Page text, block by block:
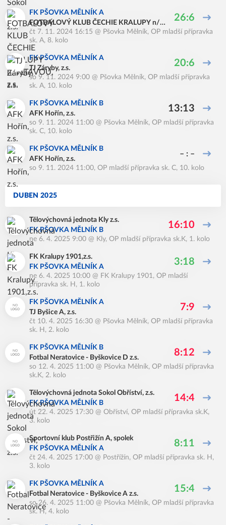
FK PŠOVKA MĚLNÍK A
FOTBALOVÝ KLUB ČECHIE KRALUPY n/V
LTAVOU, z.s.
26:6
čt 7. 11. 2024 16:15 @ Pšovka Mělník, OP mladší přípravka
sk. A, 8. kolo
FK PŠOVKA MĚLNÍK A
TJ Záryby, z.s.
20:6
so 9. 11. 2024 9:00 @ Pšovka Mělník, OP mladší přípravka
sk. A, 10. kolo
FK PŠOVKA MĚLNÍK B
AFK Hořín, z.s.
13:13
so 9. 11. 2024 11:00 @ Pšovka Mělník, OP mladší přípravka
sk. C, 10. kolo
FK PŠOVKA MĚLNÍK B
AFK Hořín, z.s.
– : –
so 9. 11. 2024 11:00, OP mladší přípravka sk. C, 10. kolo
DUBEN 2025
Tělovýchovná jednota Kly z.s.
FK PŠOVKA MĚLNÍK B
16:10
ne 6. 4. 2025 9:00 @ Kly, OP mladší přípravka sk.K, 1. kolo
FK Kralupy 1901,z.s.
FK PŠOVKA MĚLNÍK A
3:18
ne 6. 4. 2025 10:00 @ FK Kralupy 1901, OP mladší
přípravka sk. H, 1. kolo
FK PŠOVKA MĚLNÍK A
TJ Byšice A, z.s.
7:9
čt 10. 4. 2025 16:30 @ Pšovka Mělník, OP mladší přípravka
sk. H, 2. kolo
FK PŠOVKA MĚLNÍK B
Fotbal Neratovice - Byškovice D z.s.
8:12
so 12. 4. 2025 11:00 @ Pšovka Mělník, OP mladší přípravka
sk.K, 2. kolo
Tělovýchovná jednota Sokol Obříství, z.s.
FK PŠOVKA MĚLNÍK B
14:4
út 22. 4. 2025 17:30 @ Obříství, OP mladší přípravka sk.K,
3. kolo
Sportovní klub Postřižín A, spolek
FK PŠOVKA MĚLNÍK A
8:11
čt 24. 4. 2025 17:00 @ Postřížín, OP mladší přípravka sk. H,
3. kolo
FK PŠOVKA MĚLNÍK A
Fotbal Neratovice - Byškovice A z.s.
15:4
so 26. 4. 2025 11:00 @ Pšovka Mělník, OP mladší přípravka
sk. H, 4. kolo